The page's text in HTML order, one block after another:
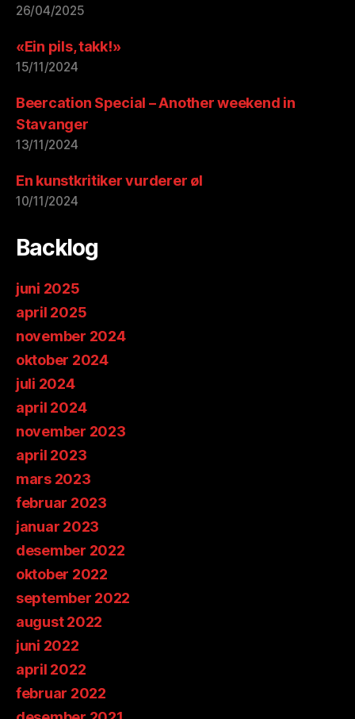
26/04/2025
«Ein pils, takk!»
15/11/2024
Beercation Special – Another weekend in
Stavanger
13/11/2024
En kunstkritiker vurderer øl
10/11/2024
Backlog
juni 2025
april 2025
november 2024
oktober 2024
juli 2024
april 2024
november 2023
april 2023
mars 2023
februar 2023
januar 2023
desember 2022
oktober 2022
september 2022
august 2022
juni 2022
april 2022
februar 2022